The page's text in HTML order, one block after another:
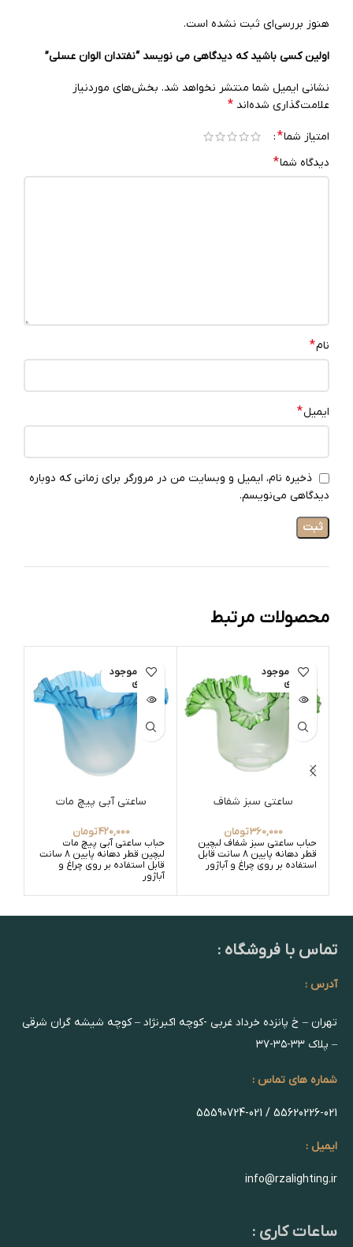
هنوز بررسی‌ای ثبت نشده است.
اولین کسی باشید که دیدگاهی می نویسد “نفتدان الوان عسلی”
نشانی ایمیل شما منتشر نخواهد شد. بخش‌های موردنیاز
علامت‌گذاری شده‌اند *
امتیاز شما*
دیدگاه شما*
نام*
ایمیل*
ذخیره نام، ایمیل و وبسایت من در مرورگر برای زمانی که دوباره
دیدگاهی می‌نویسم.
محصولات مرتبط
اتمام موجود
ی
ساعتی سبز شفاف
360,000تومان
حباب ساعتی سبز شفاف لبچین
قطر دهانه پایین 8 سانت قابل
استفاده بر روی چراغ و آباژور
اتمام موجود
ی
ساعتی آبی پیچ مات
420,000تومان
حباب ساعتی آبی پیچ مات
لبچین قطر دهانه پایین 8 سانت
قابل استفاده بر روی چراغ و
آباژور
تماس با فروشگاه :
آدرس :
تهران – خ پانزده خرداد غربی -کوچه اکبرنژاد – کوچه شیشه گران شرقی
– پلاک ۳۳-۳۵-۳۷
شماره های تماس :
55620226-021 / 55590724-021
ایمیل :
info@rzalighting.ir
ساعات کاری :